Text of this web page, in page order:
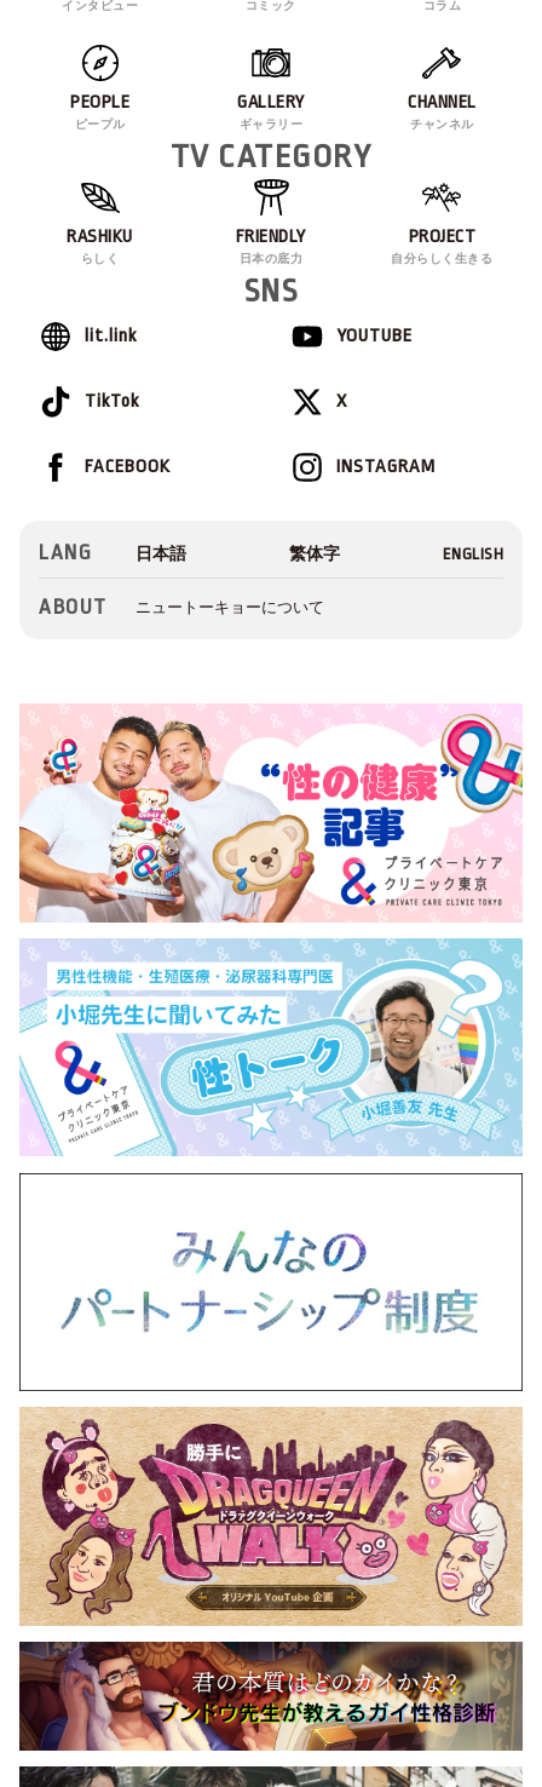
インタビュー コミック コラム
PEOPLE
ピープル
GALLERY
ギャラリー
CHANNEL
チャンネル
TV CATEGORY
RASHIKU
らしく
FRIENDLY
日本の底力
PROJECT
自分らしく生きる
SNS
lit.link YOUTUBE
TikTok X
INSTAGRAM
FACEBOOK
LANG
ABOUT ニュートーキョーについて